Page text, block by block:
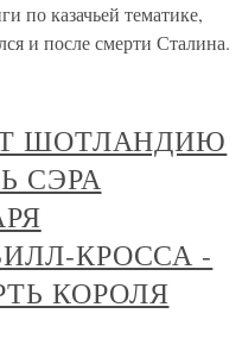
по казачьей тематике,
и после смерти Сталина.
ШОТЛАНДИЮ
СЭРА
КРОССА -
КОРОЛЯ